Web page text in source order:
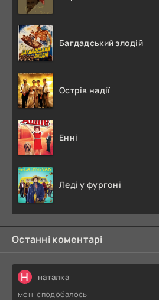
Багдадський злодій
Острів надії
Енні
Леді у фургоні
Останні коментарі
Н наталка
мені сподобалось